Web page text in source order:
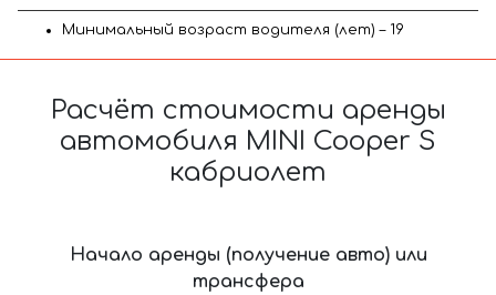
Минимальный возраст водителя (лет) – 19
Расчёт стоимости аренды
автомобиля MINI Cooper S
кабриолет
Начало аренды (получение авто) или
трансфера